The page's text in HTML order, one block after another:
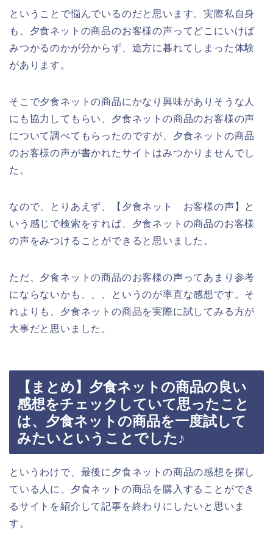
ということで悩んでいるのだと思います。実際私自身
も、夕食ネットの商品のお客様の声ってどこにいけば
みつかるのかが分からず、途方に暮れてしまった体験
があります。
そこで夕食ネットの商品にかなり興味がありそうな人
にも協力してもらい、夕食ネットの商品のお客様の声
について調べてもらったのですが、夕食ネットの商品
のお客様の声が書かれたサイトはみつかりませんでし
た。
なので、とりあえず、【夕食ネット お客様の声】と
いう感じで検索をすれば、夕食ネットの商品のお客様
の声をみつけることができると思いました。
ただ、夕食ネットの商品のお客様の声ってあまり参考
にならないかも、、、というのが率直な感想です。そ
れよりも、夕食ネットの商品を実際に試してみる方が
大事だと思いました。
【まとめ】夕食ネットの商品の良い
感想をチェックしていて思ったこと
は、夕食ネットの商品を一度試して
みたいということでした♪
というわけで、最後に夕食ネットの商品の感想を探し
ている人に、夕食ネットの商品を購入することができ
るサイトを紹介して記事を終わりにしたいと思いま
す。